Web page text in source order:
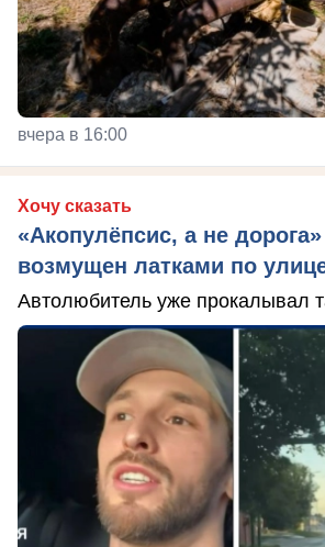
вчера в 16:00
Хочу сказать
«Акопулёпсис, а не
возмущен латками по
Автолюбитель уже прокалывал